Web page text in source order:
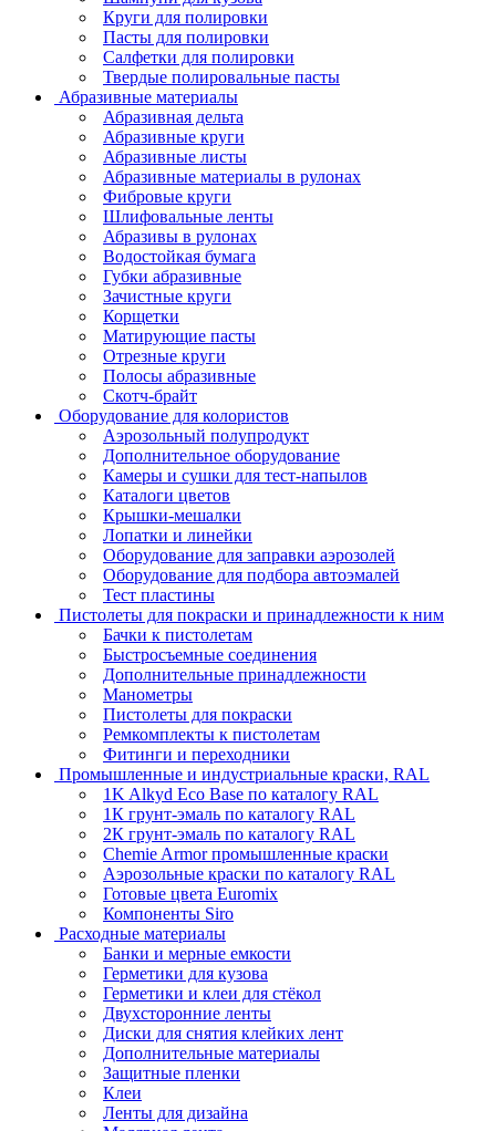
Круги для полировки
Пасты для полировки
Салфетки для полировки
Твердые полировальные пасты
Абразивные материалы
Абразивная дельта
Абразивные круги
Абразивные листы
Абразивные материалы в рулонах
Фибровые круги
Шлифовальные ленты
Абразивы в рулонах
Водостойкая бумага
Губки абразивные
Зачистные круги
Корщетки
Матирующие пасты
Отрезные круги
Полосы абразивные
Скотч-брайт
Оборудование для колористов
Аэрозольный полупродукт
Дополнительное оборудование
Камеры и сушки для тест-напылов
Каталоги цветов
Крышки-мешалки
Лопатки и линейки
Оборудование для заправки аэрозолей
Оборудование для подбора автоэмалей
Тест пластины
Пистолеты для покраски и принадлежности к ним
Бачки к пистолетам
Быстросъемные соединения
Дополнительные принадлежности
Манометры
Пистолеты для покраски
Ремкомплекты к пистолетам
Фитинги и переходники
Промышленные и индустриальные краски, RAL
1K Alkyd Eco Base по каталогу RAL
1К грунт-эмаль по каталогу RAL
2К грунт-эмаль по каталогу RAL
Chemie Armor промышленные краски
Аэрозольные краски по каталогу RAL
Готовые цвета Euromix
Компоненты Siro
Расходные материалы
Банки и мерные емкости
Герметики для кузова
Герметики и клеи для стёкол
Двухсторонние ленты
Диски для снятия клейких лент
Дополнительные материалы
Защитные пленки
Клеи
Ленты для дизайна